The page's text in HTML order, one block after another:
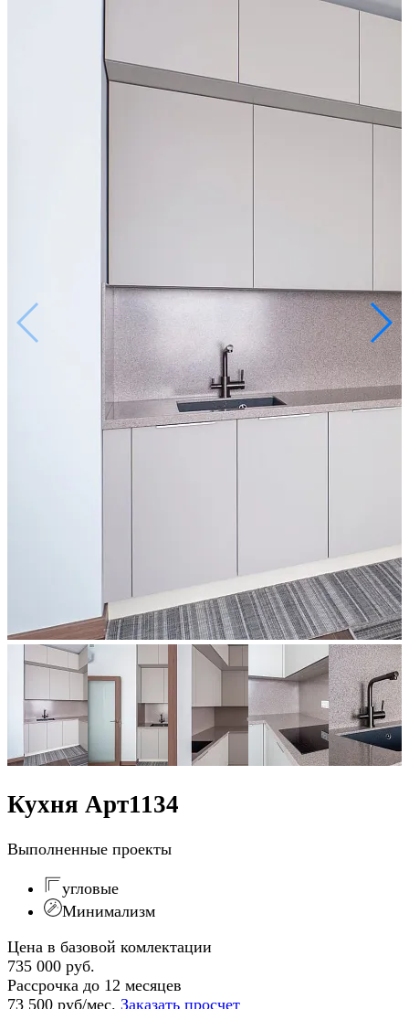
Кухня Арт1134
Выполненные проекты
угловые
Минимализм
Цена в базовой комлектации
735 000 руб.
Рассрочка до 12 месяцев
73 500 руб/мес. Заказать просчет